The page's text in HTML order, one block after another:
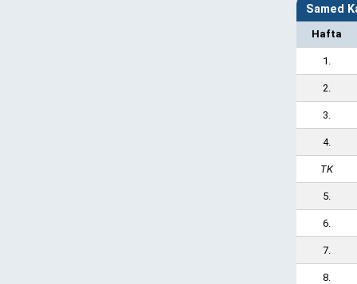
Samed
Hafta
1.
2.
3.
4.
TK
5.
6.
7.
8.